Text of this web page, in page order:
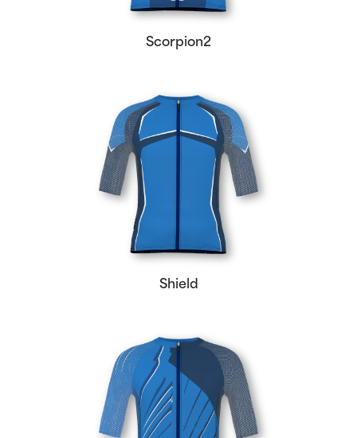
Scorpion2
Shield